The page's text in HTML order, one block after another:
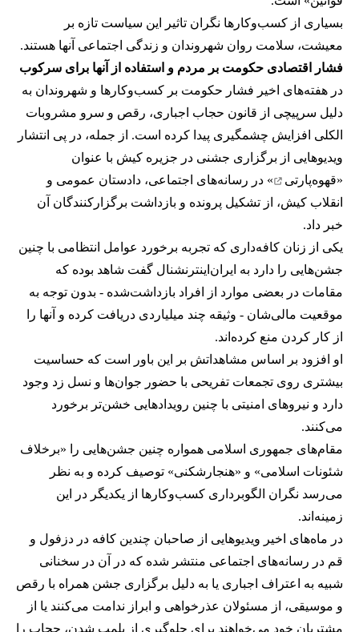
بسیاری از کسب‌وکارها نگران تاثیر این سیاست‌ تازه بر
معیشت، سلامت روان شهروندان و زندگی اجتماعی آنها هستند.
فشار اقتصادی حکومت بر مردم و استفاده از آنها برای سرکوب
در هفته‌های اخیر فشار حکومت بر کسب‌وکارها و شهروندان به
دلیل سرپیچی از قانون حجاب اجباری، رقص و سرو مشروبات
الکلی افزایش چشمگیری پیدا کرده است. از جمله، در پی انتشار
ویدیوهایی از برگزاری جشنی در جزیره کیش با عنوان
«قهوه‌پارتی
» در رسانه‌های اجتماعی، دادستان عمومی و
انقلاب کیش، از تشکیل پرونده و بازداشت برگزارکنندگان آن
خبر داد.
یکی از زنان کافه‌داری که تجربه برخورد عوامل انتظامی با چنین
جشن‌هایی را دارد به ایران‌اینترنشنال گفت شاهد بوده که
مقامات در بعضی موارد از افراد بازداشت‌‌شده - بدون توجه به
موقعیت مالی‌شان - وثیقه چند میلیاردی دریافت کرده و آنها را
از کار کردن منع کرده‌اند.
او افزود بر اساس مشاهداتش بر این باور است که حساسیت
بیشتری روی تجمعات تفریحی با حضور جوان‌ها و نسل زد وجود
دارد و نیروهای امنیتی با چنین رویدادهایی خشن‌تر برخورد
می‌کنند.
مقام‌های جمهوری اسلامی همواره چنین جشن‌هایی را «برخلاف
شئونات اسلامی» و «هنجارشکنی» توصیف کرده و به نظر
می‌رسد نگران الگوبرداری کسب‌وکارها از یکدیگر در این
زمینه‌اند.
در ماه‌های اخیر ویدیوهایی از صاحبان چندین کافه در دزفول و
قم در رسانه‌های اجتماعی منتشر شده که در آن در سخنانی
شبیه به اعتراف اجباری یا به دلیل برگزاری جشن همراه با رقص
و موسیقی، از مسئولان عذرخواهی و ابراز ندامت می‌کنند یا از
مشتریان خود می‌خواهند برای جلوگیری از پلمب شدن، حجاب را